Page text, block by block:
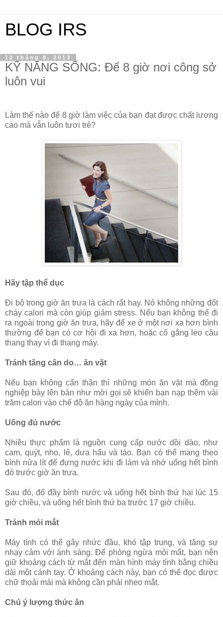
BLOG IRS
12 tháng 8, 2013
KỸ NĂNG SỐNG: Để 8 giờ nơi công sở
luôn vui
Làm thế nào để 8 giờ làm việc của bạn đạt được chất lượng
cao mà vẫn luôn tươi trẻ?
Hãy tập thể dục
Đi bộ trong giờ ăn trưa là cách rất hay. Nó không những đốt
cháy calori mà còn giúp giảm stress. Nếu bạn không thể đi
ra ngoài trong giờ ăn trưa, hãy để xe ở một nơi xa hơn bình
thường để bạn có cơ hội đi xa hơn, hoặc cố gắng leo cầu
thang thay vì đi thang máy.
Tránh tăng cân do… ăn vặt
Nếu bạn không cẩn thận thì những món ăn vặt mà đồng
nghiệp bày lên bàn như mời gọi sẽ khiến bạn nạp thêm vài
trăm calori vào chế độ ăn hàng ngày của mình.
Uống đủ nước
Nhiều thực phẩm là nguồn cung cấp nước dồi dào, như
cam, quýt, nho, lê, dưa hấu và táo. Bạn có thể mang theo
bình nửa lít để đựng nước khi đi làm và nhớ uống hết bình
đó trước giờ ăn trưa.
Sau đó, đổ đầy bình nước và uống hết bình thứ hai lúc 15
giờ chiều, và uống hết bình thứ ba trước 17 giờ chiều.
Tránh mỏi mắt
Máy tính có thể gây nhức đầu, khó tập trung, và tăng sự
nhạy cảm với ánh sáng. Để phòng ngừa mỏi mắt, bạn nên
giữ khoảng cách từ mắt đến màn hình máy tính bằng chiều
dài một cánh tay. Ở khoảng cách này, bạn có thể đọc được
chữ thoải mái mà không cần phải nheo mắt.
Chú ý lượng thức ăn